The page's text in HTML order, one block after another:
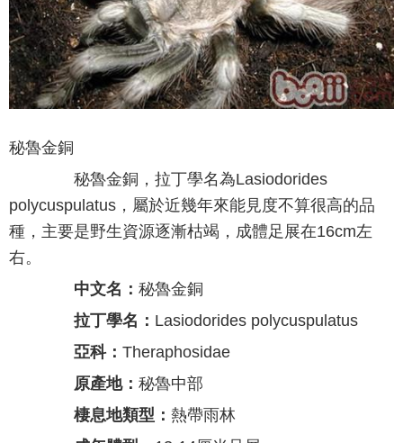
秘魯金銅
秘魯金銅，拉丁學名為Lasiodorides
polycuspulatus，屬於近幾年來能見度不算很高的品
種，主要是野生資源逐漸枯竭，成體足展在16cm左
右。
中文名： 秘魯金銅
拉丁學名： Lasiodorides polycuspulatus
亞科： Theraphosidae
原產地： 秘魯中部
棲息地類型： 熱帶雨林